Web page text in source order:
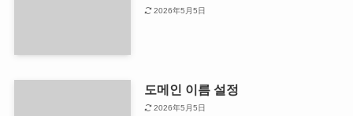
2026年5月5日
도메인 이름 설정
2026年5月5日